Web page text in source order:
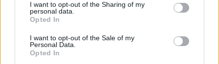
not limited to your visit or usage behaviour. You may click to
grant or deny consent to Google and its third-party tags to
use your data for below specified purposes in below Google
consent section.
I want to opt-out of the Sharing of my
personal data.
Opted In
I want to opt-out of the Sale of my
Personal Data.
Opted In
Η φωτιά στη Δυτική Αττική, από την
κορυφή του Κιθαιρώνα – Το εντυπωσιακό
timelapse βίντεο
Νέο κύμα ζέστης από το Σαββατοκύριακο
με 40άρια - Πολύ υψηλός κίνδυνος
πυρκαγιάς σε Αττική, Εύβοια, Λέσβο και